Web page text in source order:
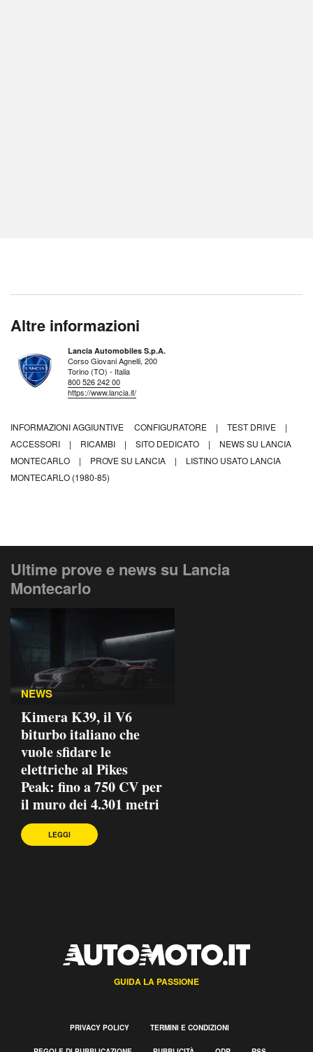
Altre informazioni
Lancia Automobiles S.p.A.
Corso Giovani Agnelli, 200
Torino (TO) - Italia
800 526 242 00
https://www.lancia.it/
INFORMAZIONI AGGIUNTIVE CONFIGURATORE | TEST DRIVE
|
ACCESSORI
| RICAMBI | SITO DEDICATO |
NEWS SU LANCIA
MONTECARLO
| PROVE SU LANCIA |
LISTINO USATO LANCIA
MONTECARLO (1980-85)
Ultime prove e news su Lancia
Montecarlo
NEWS
Kimera K39, il V6
biturbo italiano che
vuole sfidare le
elettriche al Pikes
Peak: fino a 750 CV per
il muro dei 4.301 metri
LEGGI
GUIDA LA PASSIONE
PRIVACY POLICY TERMINI E CONDIZIONI